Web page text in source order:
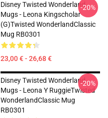
Disney Twisted Wonderland
Mugs - Leona Kingscholar
(G)Twisted WonderlandClassic
Mug RB0301
23,00 € - 26,68 €
-20%
Disney Twisted Wonderland
Mugs - Leona Y RuggieTwisted
WonderlandClassic Mug
RB0301
-20%